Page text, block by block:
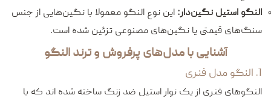
النگو استیل نگین‌دار: این نوع النگو معمولا با نگین‌هایی از جنس
سنگ‌های قیمتی یا نگین‌های مصنوعی تزئین شده‌ است.
آشنایی با مدل‌های پرفروش و ترند النگو
النگوهای فنری از یک نوار استیل ضد زنگ ساخته شده اند که با